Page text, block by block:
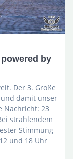
by
Der 3. Große
und damit unser
Nachricht: 23
strahlendem
Stimmung
und 18 Uhr